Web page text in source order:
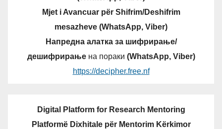
Mjet i Avancuar për Shifrim/Deshifrim
mesazheve (WhatsApp, Viber)
Напредна алатка за шифрирање/
дешифрирањена пораки (WhatsApp, Viber)
https://decipher.free.nf
Digital Platform for Research Mentoring
Platformë Dixhitale për Mentorim Kërkimor